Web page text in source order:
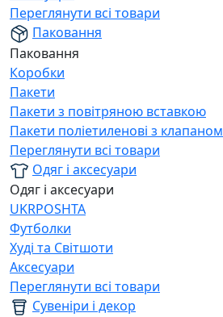
Переглянути всі товари
Паковання
Паковання
Коробки
Пакети
Пакети з повітряною вставкою
Пакети поліетиленові з клапаном
Переглянути всі товари
Одяг і аксесуари
Одяг і аксесуари
UKRPOSHTA
Футболки
Худі та Світшоти
Аксесуари
Переглянути всі товари
Сувеніри і декор